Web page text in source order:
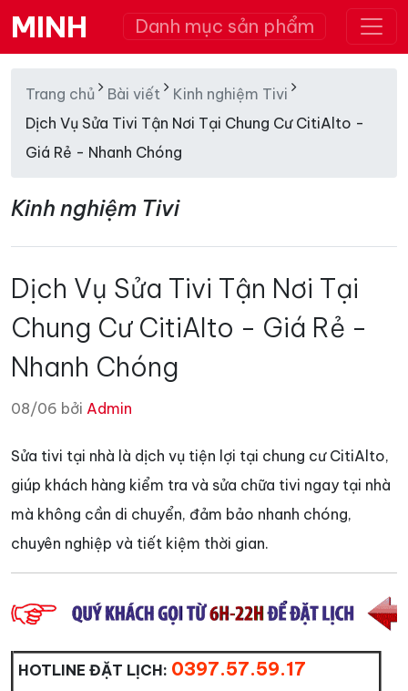
MINH Danh mục sản phẩm
Trang chủ Bài viết
Kinh nghiệm Tivi
Dịch Vụ Sửa Tivi Tận Nơi Tại Chung Cư CitiAlto -
Giá Rẻ - Nhanh Chóng
Kinh nghiệm Tivi
Dịch Vụ Sửa Tivi Tận Nơi Tại
Chung Cư CitiAlto - Giá Rẻ -
Nhanh Chóng
08/06 bởi Admin
Sửa tivi tại nhà là dịch vụ tiện lợi tại chung cư CitiAlto,
giúp khách hàng kiểm tra và sửa chữa tivi ngay tại nhà
mà không cần di chuyển, đảm bảo nhanh chóng,
chuyên nghiệp và tiết kiệm thời gian.
HOTLINE ĐẶT LỊCH: 0397.57.59.17